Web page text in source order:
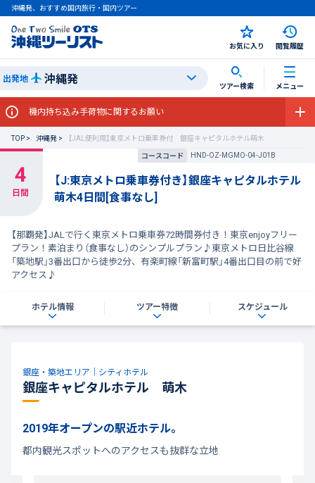
沖縄発、おすすめ国内旅行・国内ツアー
お気に入り 閲覧履歴
出発地 沖縄発 ツアー検索 メニュー
機内持ち込み手荷物に関するお願い
TOP 沖縄発
【JAL便利用】東京メトロ乗車券付 銀座キャピタルホテル萌木
コースコード
HND-OZ-MGMO-04-J01B
【J:東京メトロ乗車券付き】銀座キャピタルホテル
萌木4日間[食事なし]
【那覇発】JALで行く東京メトロ乗車券72時間券付き！東京enjoyフリー
プラン！素泊まり（食事なし）のシンプルプラン♪東京メトロ日比谷線
「築地駅」3番出口から徒歩2分、有楽町線「新富町駅」4番出口目の前で好
アクセス♪
ホテル情報 ツアー特徴 スケジュール
銀座・築地エリア｜シティホテル
銀座キャピタルホテル 萌木
2019年オープンの駅近ホテル。
都内観光スポットへのアクセスも抜群な立地